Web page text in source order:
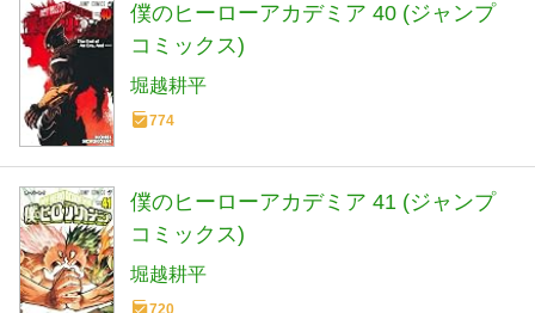
僕のヒーローアカデミア 40 (ジャンプ
コミックス)
堀越耕平
774
僕のヒーローアカデミア 41 (ジャンプ
コミックス)
堀越耕平